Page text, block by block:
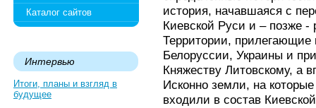
Каталог сайтов
Интервью
Итоги, планы и взгляд в
будущее
история, начавшаяся с
Киевской Руси и – позже -
Территории, прилегающие
Белоруссии, Украины и
Княжеству Литовскому, а
Исконно земли, на
входили в состав